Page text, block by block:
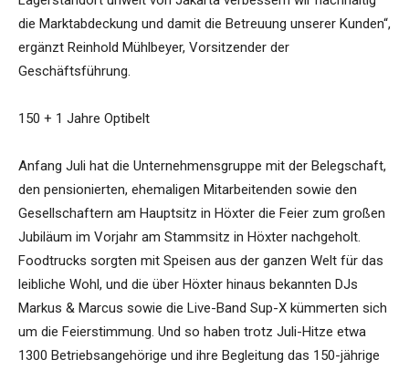
die Marktabdeckung und damit die Betreuung unserer Kunden“,
ergänzt Reinhold Mühlbeyer, Vorsitzender der
Geschäftsführung.
150 + 1 Jahre Optibelt
Anfang Juli hat die Unternehmensgruppe mit der Belegschaft,
den pensionierten, ehemaligen Mitarbeitenden sowie den
Gesellschaftern am Hauptsitz in Höxter die Feier zum großen
Jubiläum im Vorjahr am Stammsitz in Höxter nachgeholt.
Foodtrucks sorgten mit Speisen aus der ganzen Welt für das
leibliche Wohl, und die über Höxter hinaus bekannten DJs
Markus & Marcus sowie die Live-Band Sup-X kümmerten sich
um die Feierstimmung. Und so haben trotz Juli-Hitze etwa
1300 Betriebsangehörige und ihre Begleitung das 150-jährige